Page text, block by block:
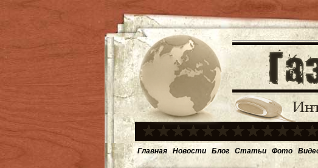
Главная Новости Блог Статьи Фото